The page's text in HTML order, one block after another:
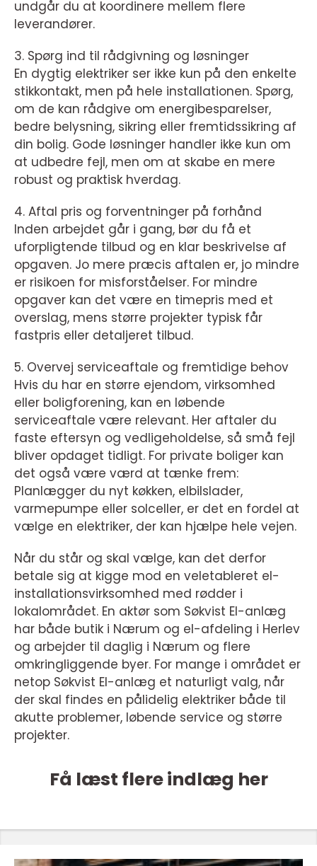
undgår du at koordinere mellem flere
leverandører.
3. Spørg ind til rådgivning og løsninger
En dygtig elektriker ser ikke kun på den enkelte
stikkontakt, men på hele installationen. Spørg,
om de kan rådgive om energibesparelser,
bedre belysning, sikring eller fremtidssikring af
din bolig. Gode løsninger handler ikke kun om
at udbedre fejl, men om at skabe en mere
robust og praktisk hverdag.
4. Aftal pris og forventninger på forhånd
Inden arbejdet går i gang, bør du få et
uforpligtende tilbud og en klar beskrivelse af
opgaven. Jo mere præcis aftalen er, jo mindre
er risikoen for misforståelser. For mindre
opgaver kan det være en timepris med et
overslag, mens større projekter typisk får
fastpris eller detaljeret tilbud.
5. Overvej serviceaftale og fremtidige behov
Hvis du har en større ejendom, virksomhed
eller boligforening, kan en løbende
serviceaftale være relevant. Her aftaler du
faste eftersyn og vedligeholdelse, så små fejl
bliver opdaget tidligt. For private boliger kan
det også være værd at tænke frem:
Planlægger du nyt køkken, elbilslader,
varmepumpe eller solceller, er det en fordel at
vælge en elektriker, der kan hjælpe hele vejen.
Når du står og skal vælge, kan det derfor
betale sig at kigge mod en veletableret el-
installationsvirksomhed med rødder i
lokalområdet. En aktør som Søkvist El-anlæg
har både butik i Nærum og el-afdeling i Herlev
og arbejder til daglig i Nærum og flere
omkringliggende byer. For mange i området er
netop Søkvist El-anlæg et naturligt valg, når
der skal findes en pålidelig elektriker både til
akutte problemer, løbende service og større
projekter.
Få læst flere indlæg her